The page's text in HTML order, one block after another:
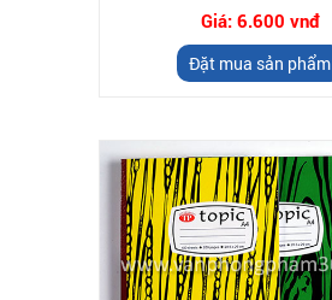
Giá: 6.600 vnđ
Đặt mua sản phẩm